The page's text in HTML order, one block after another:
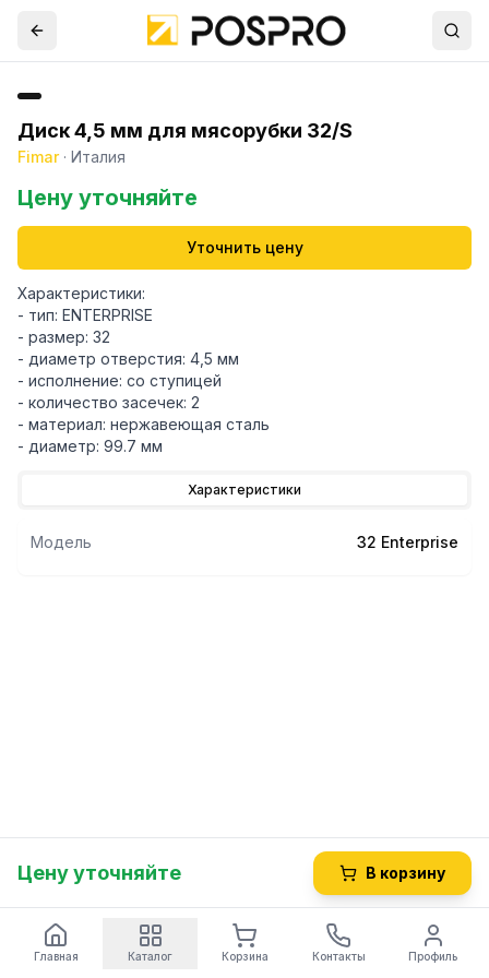
Диск 4,5 мм для мясорубки 32/S
Fimar· Италия
Цену уточняйте
Уточнить цену
Характеристики:
- тип: ENTERPRISE
- размер: 32
- диаметр отверстия: 4,5 мм
- исполнение: со ступицей
- количество засечек: 2
- материал: нержавеющая сталь
Характеристики
Модель 32 Enterprise
Цену уточняйте В корзину
Главная Каталог Корзина Контакты Профиль